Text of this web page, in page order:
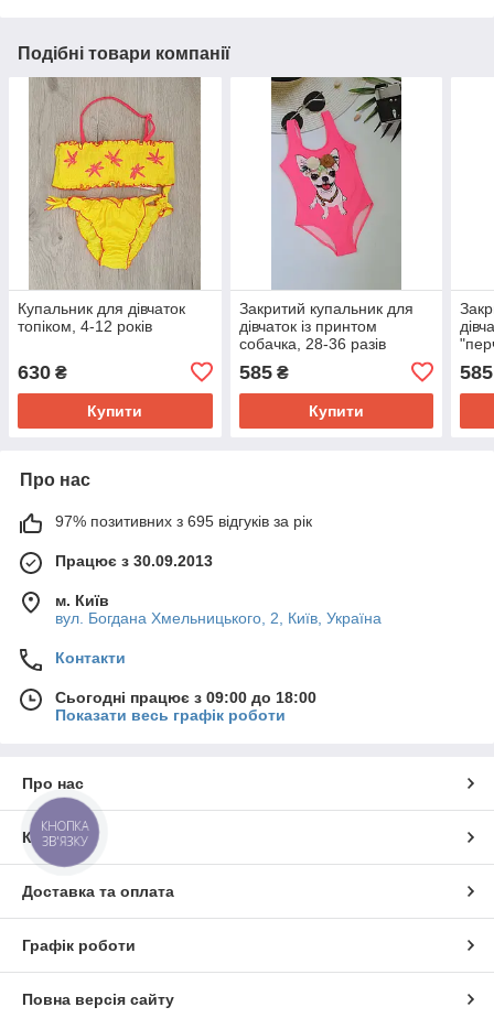
Подібні товари компанії
Купальник для дівчаток
топіком, 4-12 років
630 ₴
Купити
Закритий купальник для
дівчаток із принтом
собачка, 28-36 разів
585₴
Купити
585
Про нас
97% позитивних з 695 відгуків за рік
Працює з 30.09.2013
м. Київ
вул. Богдана Хмельницького, 2, Київ, Україна
Контакти
Сьогодні працює з 09:00 до 18:00
Показати весь графік роботи
Про нас
Контакти
Доставка та оплата
Графік роботи
Повна версія сайту
КНОПКА
ЗВ'ЯЗКУ